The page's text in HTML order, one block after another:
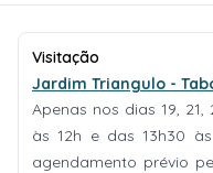
Visitação
Jardim Triangulo -
Apenas nos dias 19,
às 12h e das 13h30
agendamento prévio